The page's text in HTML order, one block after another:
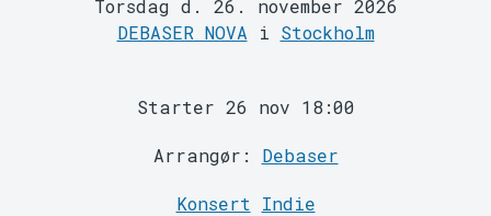
MyTickster
Torsdag d. 26. november 2026
DEBASER NOVA i Stockholm
Starter 26 nov 18:00
Arrangør: Debaser
Konsert Indie